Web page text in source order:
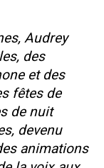
Audrey
des
et des
fêtes de
de nuit
devenu
animations